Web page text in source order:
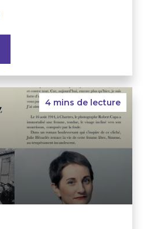
4 mins de lecture